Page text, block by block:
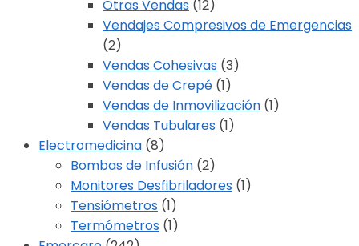
Otras Vendas (12)
Vendajes Compresivos de Emergencias
(2)
Vendas Cohesivas (3)
Vendas de Crepé (1)
Vendas de Inmovilización (1)
Vendas Tubulares (1)
Electromedicina (8)
Bombas de Infusión (2)
Monitores Desfibriladores (1)
Tensiómetros (1)
Termómetros (1)